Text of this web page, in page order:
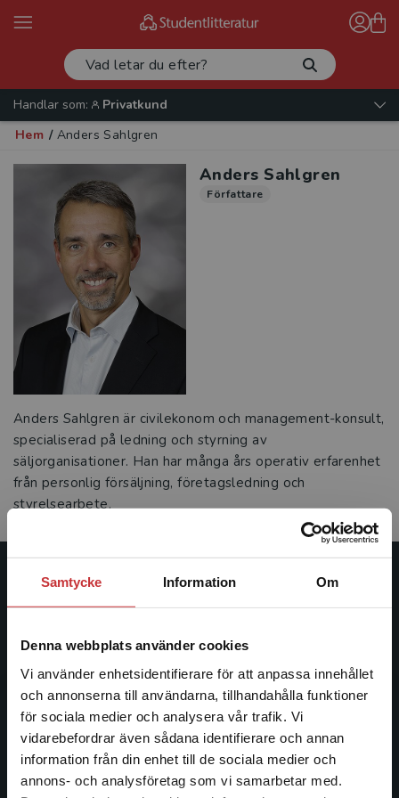
Samtycke Information Om
Denna webbplats använder cookies
Vi använder enhetsidentifierare för att anpassa innehållet
och annonserna till användarna, tillhandahålla funktioner
för sociala medier och analysera vår trafik. Vi
vidarebefordrar även sådana identifierare och annan
information från din enhet till de sociala medier och
annons- och analysföretag som vi samarbetar med.
Begränsad fraktregion
Handlar som:
Privatkund
Hem / Anders Sahlgren
Anders Sahlgren
Författare
Anders Sahlgren är civilekonom och management­­-konsult,
specialiserad på ledning och styrning av
säljorganisationer. Han har många års operativ erfarenhet
från personlig försäljning, företags­ledning och
styrelsearbete.
Studentlitteratur
ledande utbildningsförlag. Med läromedel, kurslitteratur,
facklitteratur, utbildningar och digitala
informationstjänster i utbudet, finns Studentlitteratur med
längs hela kunskapsresan.
Kontakta oss